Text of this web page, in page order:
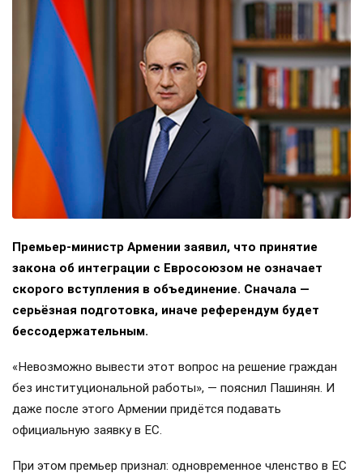
Премьер-министр Армении заявил, что принятие
закона об интеграции с Евросоюзом не означает
скорого вступления в объединение. Сначала —
серьёзная подготовка, иначе референдум будет
бессодержательным.
«Невозможно вывести этот вопрос на решение граждан
без институциональной работы», — пояснил Пашинян. И
даже после этого Армении придётся подавать
официальную заявку в ЕС.
При этом премьер признал: одновременное членство в ЕС